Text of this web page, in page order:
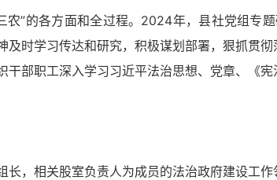
”的各方面和全过程。2024年，县社党组专
时学习传达和研究，积极谋划部署，狠抓贯
部职工深入学习习近平法治思想、党章、《
，相关股室负责人为成员的法治政府建设工